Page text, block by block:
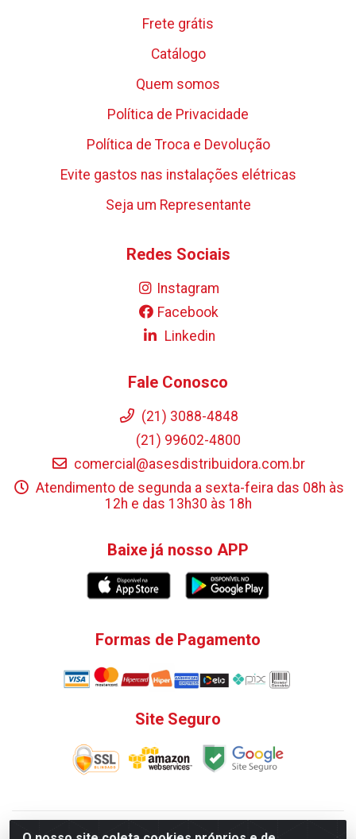
Frete grátis
Catálogo
Quem somos
Política de Privacidade
Política de Troca e Devolução
Evite gastos nas instalações elétricas
Seja um Representante
Redes Sociais
Instagram
Facebook
Linkedin
Fale Conosco
(21) 3088-4848
(21) 99602-4800
comercial@asesdistribuidora.com.br
Atendimento de segunda a sexta-feira das 08h às
12h e das 13h30 às 18h
Baixe já nosso APP
Formas de Pagamento
Site Seguro
V. C. Ferragens LTDA - Rua do Matoso, 132 - Praça da